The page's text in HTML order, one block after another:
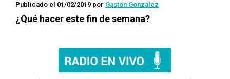
Publicado el 01/02/2019 por Gastón González
¿Qué hacer este fin de semana?